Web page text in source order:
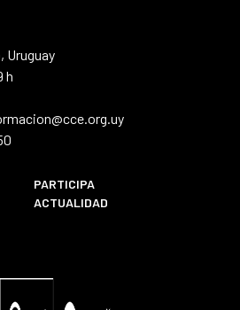
Uruguay
h
PARTICIPA
ACTUALIDAD